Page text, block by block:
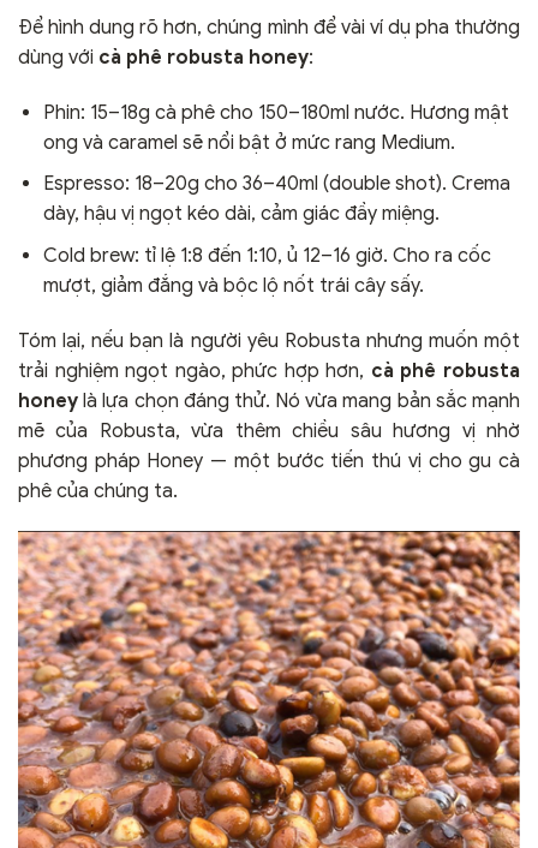
Để hình dung rõ hơn, chúng mình để vài ví dụ pha thường
dùng với cà phê robusta honey:
Phin: 15–18g cà phê cho 150–180ml nước. Hương mật
ong và caramel sẽ nổi bật ở mức rang Medium.
Espresso: 18–20g cho 36–40ml (double shot). Crema
dày, hậu vị ngọt kéo dài, cảm giác đầy miệng.
Cold brew: tỉ lệ 1:8 đến 1:10, ủ 12–16 giờ. Cho ra cốc
mượt, giảm đắng và bộc lộ nốt trái cây sấy.
Tóm lại, nếu bạn là người yêu Robusta nhưng muốn một
trải nghiệm ngọt ngào, phức hợp hơn, cà phê robusta
honey là lựa chọn đáng thử. Nó vừa mang bản sắc mạnh
mẽ của Robusta, vừa thêm chiều sâu hương vị nhờ
phương pháp Honey — một bước tiến thú vị cho gu cà
phê của chúng ta.